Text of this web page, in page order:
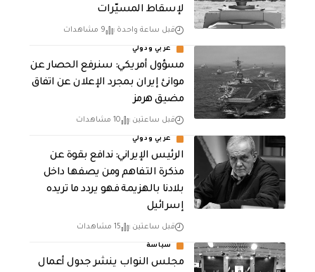
لإسقاط المسيّرات
قبل ساعة واحدة 9 مشاهدات
عربي ودولي
مسؤول أمريكي: سنرفع الحصار عن
موانئ إيران بمجرد الإعلان عن اتفاق
مضيق هرمز
قبل ساعتين 10 مشاهدات
عربي ودولي
الرئيس الإيراني: ندافع بقوة عن
مذكرة التفاهم ومن يصفها داخل
بلادنا بالهزيمة فهو يردد ما تريده
إسرائيل
قبل ساعتين 15 مشاهدات
سياسة
مجلس النواب ينشر جدول أعمال